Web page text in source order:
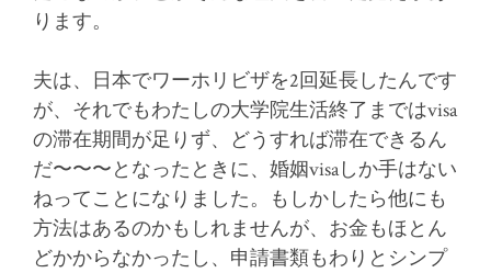
ります。
夫は、日本でワーホリビザを2回延長したんです
が、それでもわたしの大学院生活終了まではvisa
の滞在期間が足りず、どうすれば滞在できるん
だ〜〜〜となったときに、婚姻visaしか手はない
ねってことになりました。もしかしたら他にも
方法はあるのかもしれませんが、お金もほとん
どかからなかったし、申請書類もわりとシンプ